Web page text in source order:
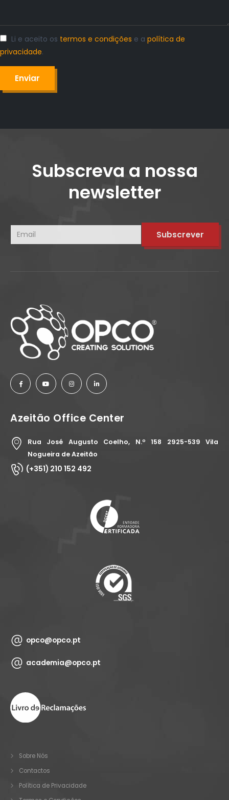
Li e aceito os termos e condições e a política de
privacidade.
Subscreva a nossa
newsletter
Azeitão Office Center
Rua José Augusto Coelho, N.º 158 2925-539 Vila
Nogueira de Azeitão
(+351) 210 152 492
opco@opco.pt
academia@opco.pt
Sobre Nós
Contactos
Política de Privacidade